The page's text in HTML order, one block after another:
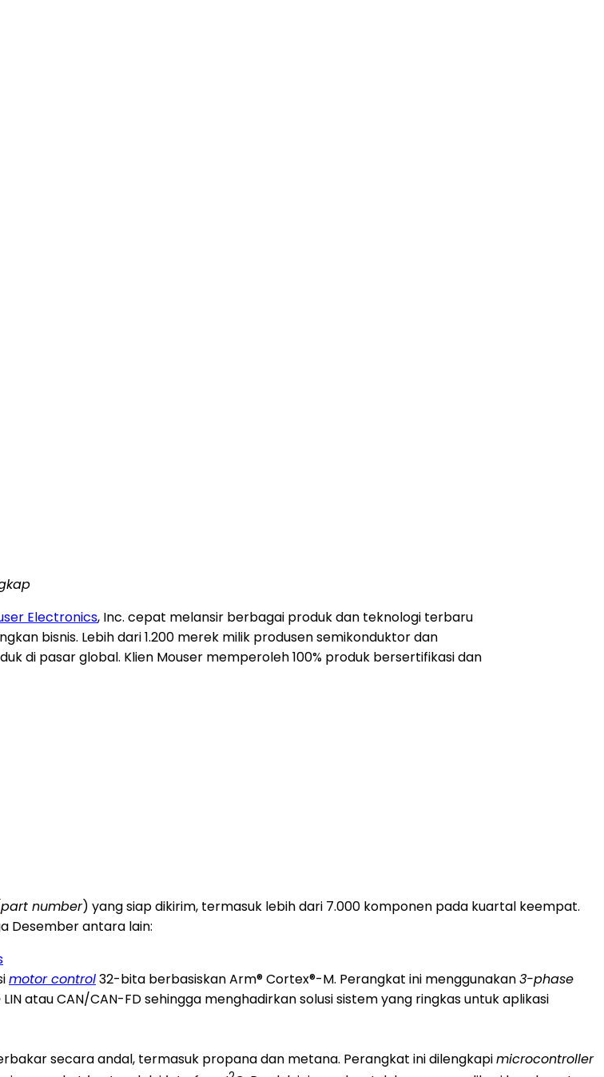
Electronics, Inc. cepat melansir berbagai produk dan teknologi terbaru
bisnis. Lebih dari 1.200 merek milik produsen semikonduktor dan
di pasar global. Klien Mouser memperoleh 100% produk bersertifikasi dan
part number) yang siap dikirim, termasuk lebih dari 7.000 komponen pada kuartal keempat.
Desember antara lain:
motor control32-bita berbasiskan Arm® Cortex®-M. Perangkat ini menggunakan3-phase
LIN atau CAN/CAN-FD sehingga menghadirkan solusi sistem yang ringkas untuk aplikasi
secara andal, termasuk propana dan metana. Perangkat ini dilengkapimicrocontroller